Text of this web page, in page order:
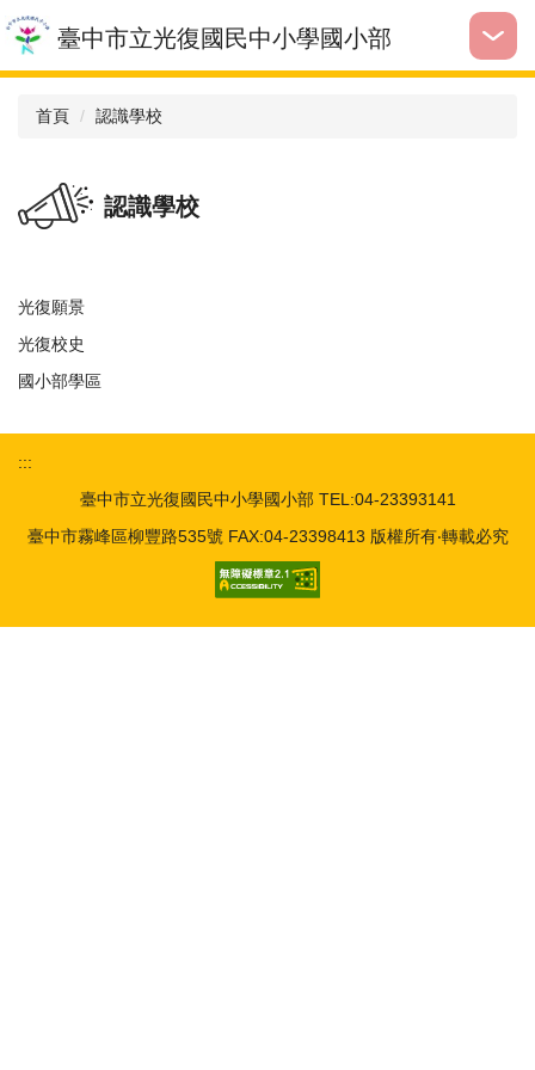
跳
到
主
臺中市立光復國民中小學國小部
首頁 認識學校
認識學校
光復願景
光復校史
國小部學區
:::
臺中市立光復國民中小學國小部 TEL:04-23393141
臺中市霧峰區柳豐路535號 FAX:04-23398413 版權所有‧轉載必究